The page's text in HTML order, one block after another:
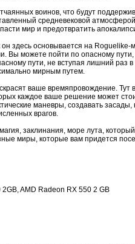
воинов, что будут
средневековой
мир и предотвратить
он здесь основывается на
Вы можете пойти по опасному
пути, не вступая лишний раз
мирным путем.
ваше времяпровождение.
каждое ваше решение может
маневры, создавать засады,
врагов.
заклинания, море лута,
миры, которые вам придется
AMD Radeon RX 550 2 GB